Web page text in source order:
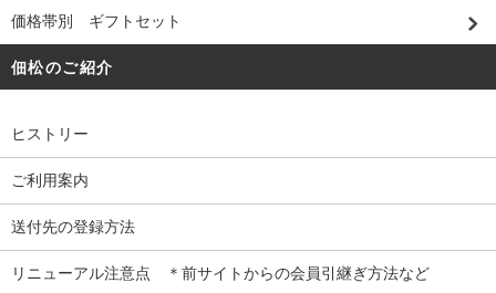
価格帯別 ギフトセット
佃松のご紹介
ヒストリー
ご利用案内
送付先の登録方法
リニューアル注意点 ＊前サイトからの会員引継ぎ方法など